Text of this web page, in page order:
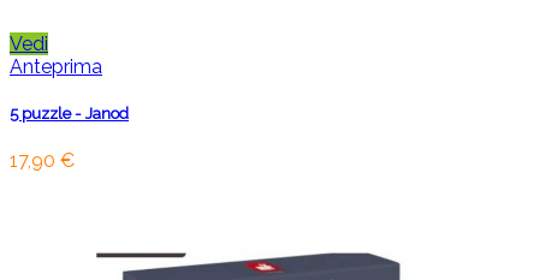
Vedi
Anteprima
5 puzzle - Janod
17,90 €